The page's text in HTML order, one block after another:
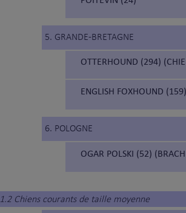
5. GRANDE-BRETAGNE
OTTERHOUND (294)
ENGLISH FOXHOUND (159)
6. POLOGNE
OGAR POLSKI (52)
1.2 Chiens courants de taille moyenne